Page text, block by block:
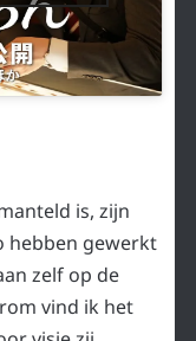
is, zijn
hebben gewerkt
zelf op de
vind ik het